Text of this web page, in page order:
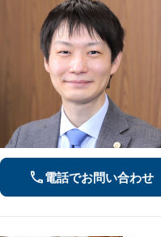
電話でお問い合わせ